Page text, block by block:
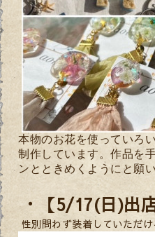
本物のお花を使っていろ
制作しています。作品を
ンとときめくようにと願
・【5/17(日)出店
性別問わず装着していただ